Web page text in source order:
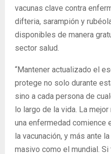
vacunas clave contra
difteria, sarampión y
disponibles de manera
sector salud.
“Mantener actualizado el
protege no solo durante
sino a cada persona de
lo largo de la vida. La
una enfermedad comience
la vacunación, y más ante
masivo como el mundial.